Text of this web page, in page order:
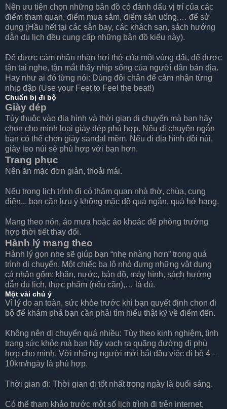
Nên ưu tiện chọn những bản đồ có đánh dấu vị trí của các
điểm tham quan, điểm mua sắm, điểm sắn uống,… để sử
dụng (Hầu hết tại các sân bay, các khách sạn, sách hướng
dẫn du lịch đều cung cấp những bản đồ kiểu này).
Để được cảm nhận nhận hơi thở của một vùng đất, để được
tận tai nghe, tận mắt thấy nhịp sống của người dân bản địa.
Hay như ai đó từng nói: Dùng đôi chân để cảm nhận từng
nhịp đập (Use your Feet to Feel the beat!)
Chuẩn bị đi bộ
Giày dép
Tùy thuộc vào địa hình và thời gian di chuyển mà bạn hãy
chọn cho mình loại giày dép phù hợp. Nếu di chuyển ngắn
bạn có thể chọn giày sandal mềm. Nếu đi địa hình đồi núi,
giày leo núi sẽ phù hợp với bạn hơn.
Trang phục
Nên ăn mặc đơn giản, thoải mái.
Nếu trong lịch trình đi có thăm quan nhà thờ, chùa, cung
điện,.. bạn cần lưu ý không mặc đồ quá ngắn, quá hở hang.
Mang theo nón, áo mưa hoặc áo khoác để phòng trường
hợp thời tiết thay đổi.
Hành lý mang theo
Hành lý gọn nhẹ sẽ giúp bạn “nhẹ nhàng hơn” trong quá
trình di chuyển. Một chiếc ba lô nhỏ đựng những vật dụng
cá nhân gốm: khăn, nước, bản đồ, máy hình, sách hướng
dẫn du lịch, thực phẩm (nếu cần),… là đủ.
Một vài chú ý
Vì lý do an toàn, sức khỏe trước khi bạn quyết định chọn đi
bộ để khám phá bạn cần phải tìm hiểu thật kỹ về điểm đến.
Không nên di chuyển quá nhiều: Tùy theo kinh nghiệm, tình
trạng sức khỏe mà bạn hãy vạch ra quãng đường đi phù
hợp cho mình. Với những người mới bắt đầu việc đi bộ 4 –
10km/ngày là phù hợp.
Thời gian đi: Thời gian đi tốt nhất trong ngày là buổi sáng.
Có thể tham khảo trước một số lịch trình đi trên internet,